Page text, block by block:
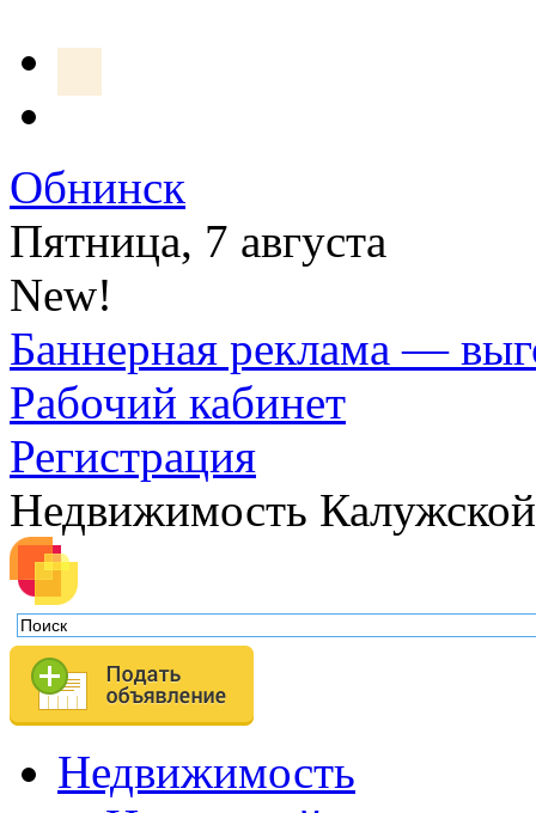
Обнинск
Пятница, 7 августа
New!
Баннерная реклама —
Рабочий кабинет
Регистрация
Недвижимость
Недвижимость